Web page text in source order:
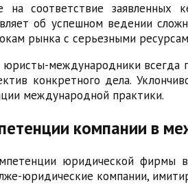
на соответствие
об успешном ведении
рынка с серьезными
международники всегда
конкретного дела.
международной практики.
компании в
юридической фирмы
юридические компании,